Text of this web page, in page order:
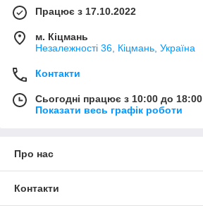
Працює з 17.10.2022
м. Кіцмань
Незалежності 36, Кіцмань, Україна
Контакти
Сьогодні працює з 10:00 до 18:00
Показати весь графік роботи
Про нас
Контакти